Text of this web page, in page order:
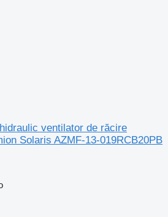
ventilator de răcire
Solaris AZMF-13-019RCB20PB